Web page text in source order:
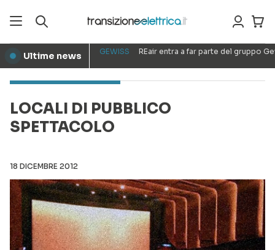
● Ultime news GEWISS REair entra a far parte del gruppo
LOCALI DI PUBBLICO
SPETTACOLO
18 DICEMBRE 2012